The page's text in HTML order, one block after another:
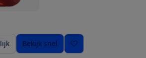
Bekijk snel